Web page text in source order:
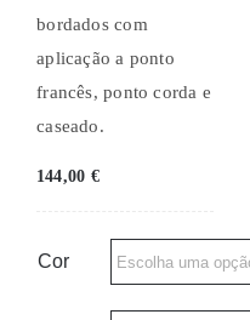
bordados com
aplicação a ponto
francês, ponto corda e
caseado.
144,00 €
Cor